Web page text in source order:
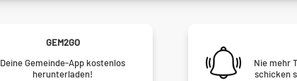
GEM2GO
Deine Gemeinde-App kostenlos
herunterladen!
Nie mehr
schicken